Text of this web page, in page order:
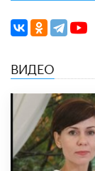
ВИДЕО